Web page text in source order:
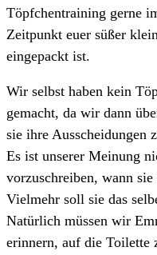
Töpfchentraining gerne
Zeitpunkt euer süßer
eingepackt ist.
Wir selbst haben kein
gemacht, da wir dann
sie ihre Ausscheidungen
Es ist unserer Meinung
vorzuschreiben, wann
Vielmehr soll sie das
Natürlich müssen wir
erinnern, auf die Toilette